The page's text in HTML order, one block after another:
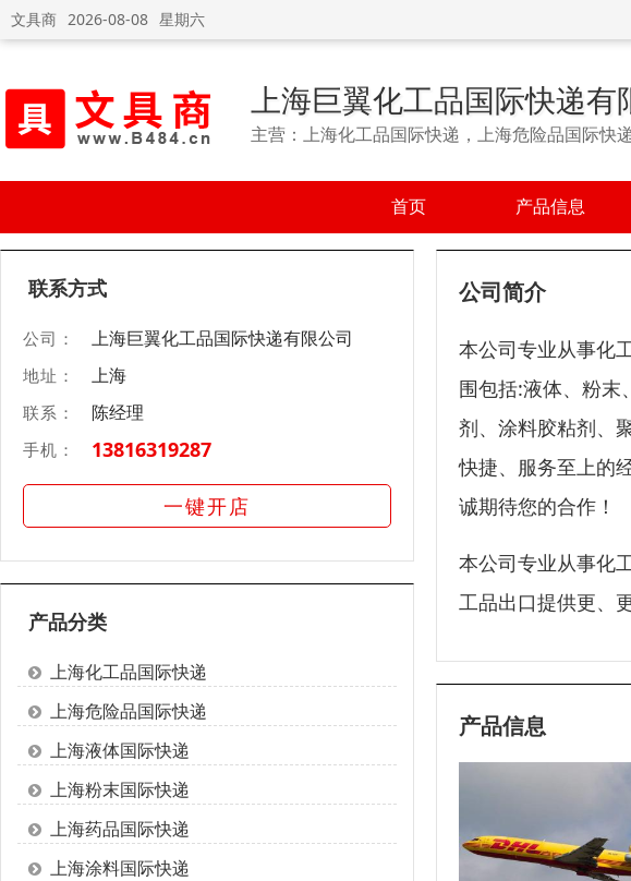
文具商 2026-08-08 星期六
上海巨翼化工品国际快递有
主营：上海化工品国际快递，上海危险品国际快
首页 产品信息
联系方式
公司： 上海巨翼化工品国际快递有限公司
地址： 上海
联系： 陈经理
手机： 13816319287
一键开店
产品分类
上海化工品国际快递
上海危险品国际快递
上海液体国际快递
上海粉末国际快递
上海药品国际快递
上海涂料国际快递
公司简介
本公司专业从事化
围包括:液体、粉末
剂、涂料胶粘剂、
快捷、服务至上的
诚期待您的合作！
本公司专业从事化
工品出口提供更、
产品信息